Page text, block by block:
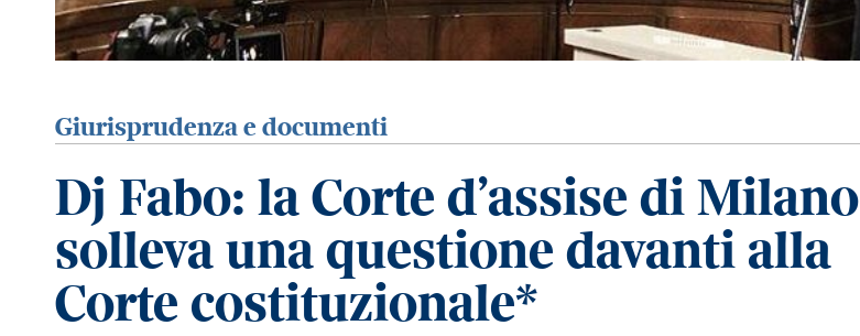
Giurisprudenza e documenti
Dj Fabo: la Corte d’assise di Milano
solleva una questione davanti alla
Corte costituzionale*